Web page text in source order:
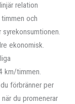
relation
och
ekonomisk.
km/timmen.
förbränner per
du promenerar